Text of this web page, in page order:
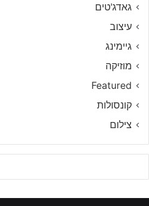
גאדג'טים
עיצוב
גיימינג
מוזיקה
Featured
קונסולות
צילום